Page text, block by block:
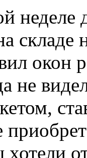
окон
не
хотели